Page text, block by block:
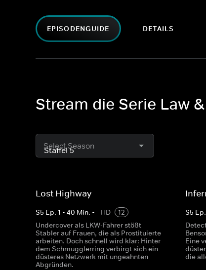
EPISODENGUIDE DETAILS
Stream die Serie Law
Select Season
Lost Highway
S5 Ep. 1 • 40 Min. • HD
12
Undercover als LKW-Fahrer stößt
Stabler auf Frauen, die als Prostituierte
arbeiten. Doch schnell wird klar: Hinter
dem Schmugglerring verbirgt sich ein
düsteres Netzwerk mit ungeahnten
Abgründen.
S5
Eine
die